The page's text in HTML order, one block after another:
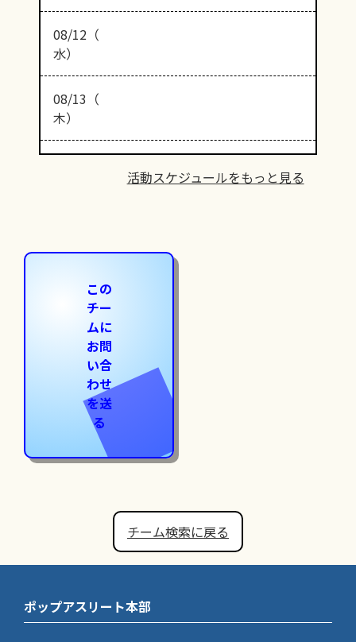
08/12（
水）
08/13（
木）
活動スケジュールをもっと見る
この
チー
ムに
お問
い合
わせ
を送
る
チーム検索に戻る
ポップアスリート本部